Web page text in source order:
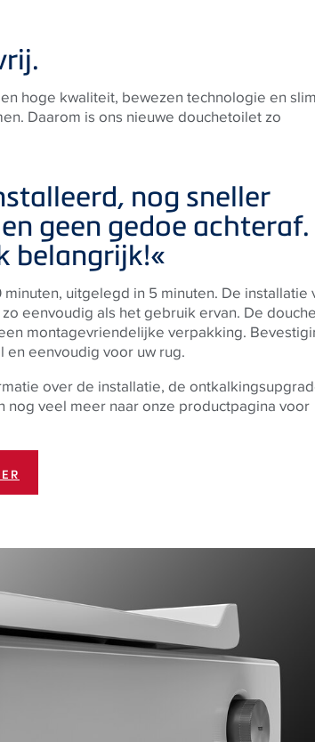
hoge kwaliteit, bewezen technologie en
Daarom is ons nieuwe douchetoilet zo
en te gebruiken. Dat is niet alleen
nog sneller
geen gedoe achteraf.
belangrijk!«
uitgelegd in 5 minuten. De installatie
eenvoudig als het gebruik ervan. De
montagevriendelijke verpakking.
en eenvoudig voor uw rug.
over de installatie, de
nog veel meer naar onze productpagina voor